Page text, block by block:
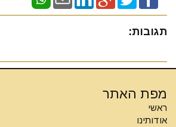
תגובות:
מפת האתר
ראשי
אודותינו